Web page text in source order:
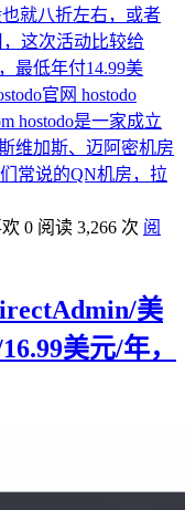
就八折左右，或者
这次活动比较给
最低年付14.99美
官网 hostodo
hostodo是一家成立
维加斯、迈阿密机房
常说的QN机房，拉
0 阅读 3,266 次 阅
美
美元/年，